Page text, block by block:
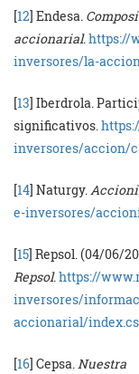
[12] Endesa.
accionarial.https://
inversores/la-
[13] Iberdrola.
significativos.
inversores/accion/
[14] Naturgy.
e-inversores/
[15] Repsol. (04/06/
Repsol.https://
inversores/
accionarial/
[16] Cepsa.Nuestra